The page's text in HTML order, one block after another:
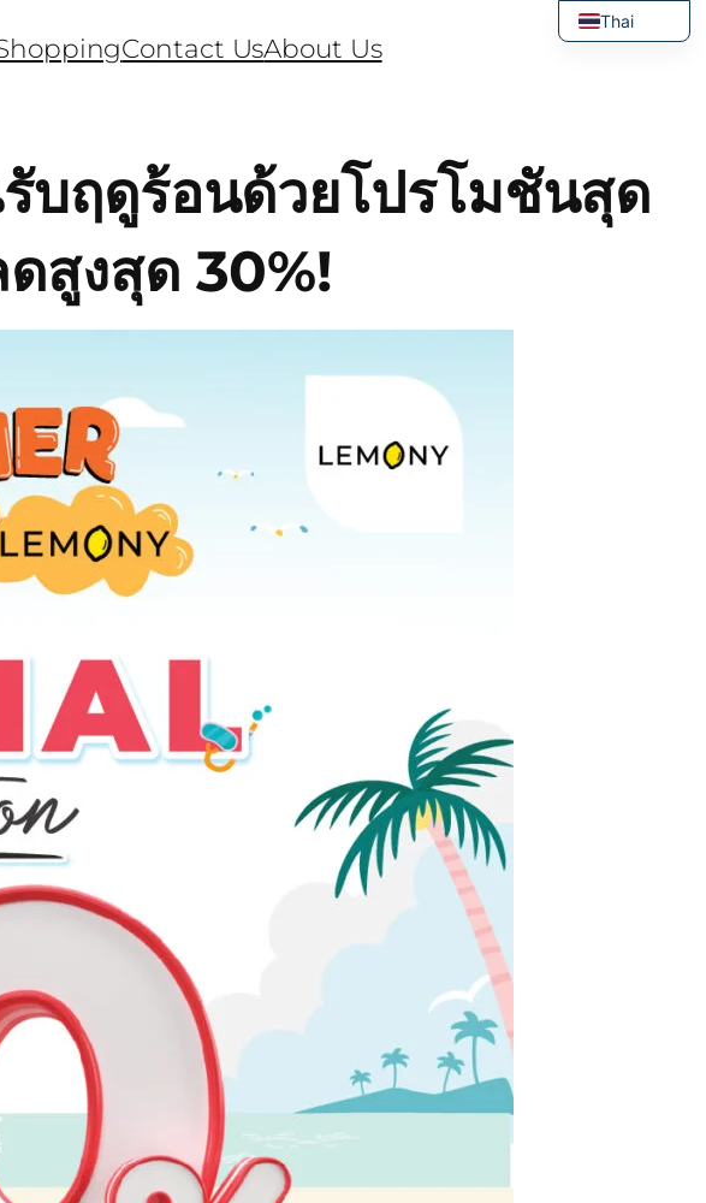
Contact UsAbout Us
ฤดูร้อนด้วยโปรโมชันสุด
สูงสุด 30%!
Thai